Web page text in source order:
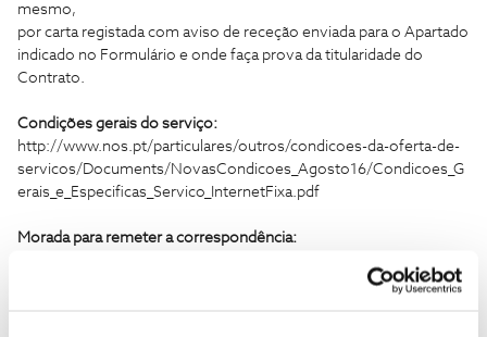
mesmo,
por carta registada com aviso de receção enviada para o Apartado
indicado no Formulário e onde faça prova da titularidade do
Contrato.
Condições gerais do serviço:
http://www.nos.pt/particulares/outros/condicoes-da-oferta-de-
servicos/Documents/NovasCondicoes_Agosto16/Condicoes_G
erais_e_Especificas_Servico_InternetFixa.pdf
Morada para remeter a correspondência: